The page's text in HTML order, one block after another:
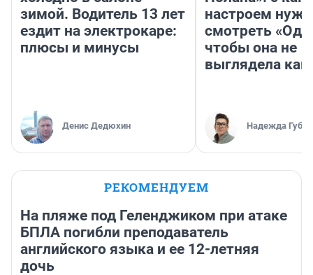
зимой. Водитель 13 лет
ездит на электрокаре:
плюсы и минусы
Денис Дедюхин
настроем
смотреть
чтобы она не
выглядела как
Надежда
РЕКОМЕНДУЕМ
На пляже под Геленджиком при атаке
БПЛА погибли преподаватель
английского языка и ее 12-летняя
дочь